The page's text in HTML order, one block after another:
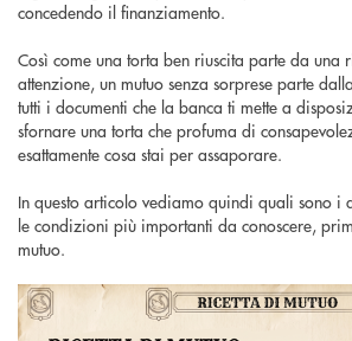
concedendo il finanziamento.
Così come una torta ben riuscita parte da una
attenzione, un mutuo senza sorprese parte
tutti i documenti che la banca ti mette a
sfornare una torta che profuma di
esattamente cosa stai per assaporare.
In questo articolo vediamo quindi quali sono i
le condizioni più importanti da conoscere,
mutuo.